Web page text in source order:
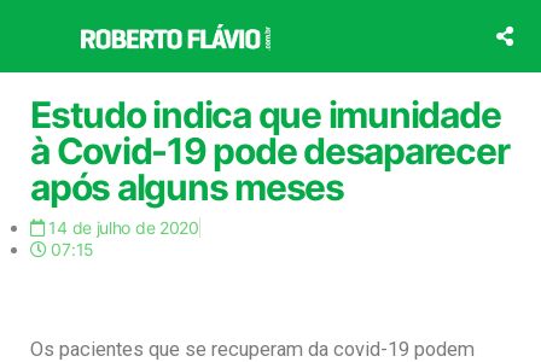
o
conteúdo
Estudo indica que imunidade
à Covid-19 pode desaparecer
após alguns meses
14 de julho de 2020
07:15
Os pacientes que se recuperam da covid-19 podem